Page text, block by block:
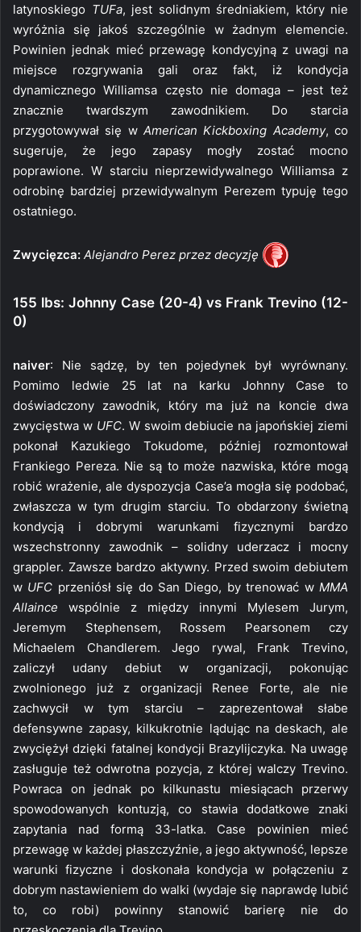
latynoskiego TUFa, jest solidnym średniakiem, który nie
wyróżnia się jakoś szczególnie w żadnym elemencie.
Powinien jednak mieć przewagę kondycyjną z uwagi na
miejsce rozgrywania gali oraz fakt, iż kondycja
dynamicznego Williamsa często nie domaga – jest też
znacznie twardszym zawodnikiem. Do starcia
przygotowywał się w American Kickboxing Academy, co
sugeruje, że jego zapasy mogły zostać mocno
poprawione. W starciu nieprzewidywalnego Williamsa z
odrobinę bardziej przewidywalnym Perezem typuję tego
ostatniego.
Zwycięzca: Alejandro Perez przez decyzję
155 lbs: Johnny Case (20-4) vs Frank Trevino (12-
0)
naiver: Nie sądzę, by ten pojedynek był wyrównany.
Pomimo ledwie 25 lat na karku Johnny Case to
doświadczony zawodnik, który ma już na koncie dwa
zwycięstwa w UFC. W swoim debiucie na japońskiej ziemi
pokonał Kazukiego Tokudome, później rozmontował
Frankiego Pereza. Nie są to może nazwiska, które mogą
robić wrażenie, ale dyspozycja Case’a mogła się podobać,
zwłaszcza w tym drugim starciu. To obdarzony świetną
kondycją i dobrymi warunkami fizycznymi bardzo
wszechstronny zawodnik – solidny uderzacz i mocny
grappler. Zawsze bardzo aktywny. Przed swoim debiutem
w UFC przeniósł się do San Diego, by trenować wMMA
Allaince wspólnie z między innymi Mylesem Jurym,
Jeremym Stephensem, Rossem Pearsonem czy
Michaelem Chandlerem. Jego rywal, Frank Trevino,
zaliczył udany debiut w organizacji, pokonując
zwolnionego już z organizacji Renee Forte, ale nie
zachwycił w tym starciu – zaprezentował słabe
defensywne zapasy, kilkukrotnie lądując na deskach, ale
zwyciężył dzięki fatalnej kondycji Brazylijczyka. Na uwagę
zasługuje też odwrotna pozycja, z której walczy Trevino.
Powraca on jednak po kilkunastu miesiącach przerwy
spowodowanych kontuzją, co stawia dodatkowe znaki
zapytania nad formą 33-latka. Case powinien mieć
przewagę w każdej płaszczyźnie, a jego aktywność, lepsze
warunki fizyczne i doskonała kondycja w połączeniu z
dobrym nastawieniem do walki (wydaje się naprawdę lubić
to, co robi) powinny stanowić barierę nie do